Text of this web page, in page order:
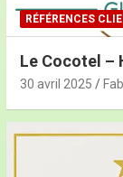
RÉFÉRENCES
Le Cocotel –
30 avril 2025